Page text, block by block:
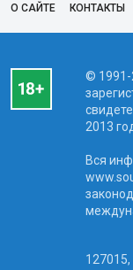
О САЙТЕ КОНТАКТЫ
© 1991-
2013
Вся